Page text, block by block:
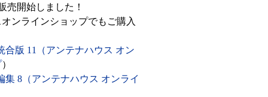
売開始しました！
ンラインショップでもご購入
合版 11（アンテナハウス オン
）
集 8（アンテナハウス オンライ